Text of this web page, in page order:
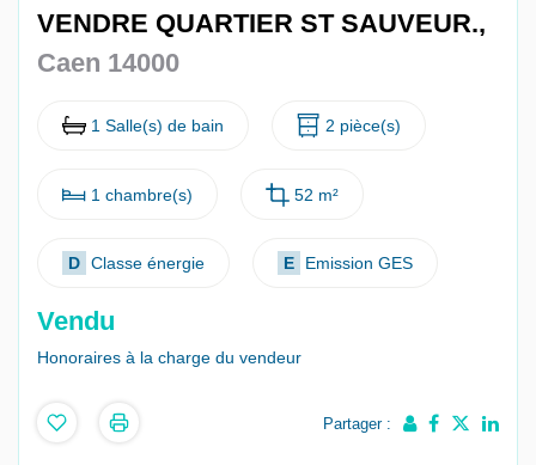
VENDRE QUARTIER ST SAUVEUR.,
Caen 14000
1 Salle(s) de bain 2 pièce(s)
1 chambre(s) 52 m²
D Classe énergie E Emission GES
Vendu
Honoraires à la charge du vendeur
Partager :